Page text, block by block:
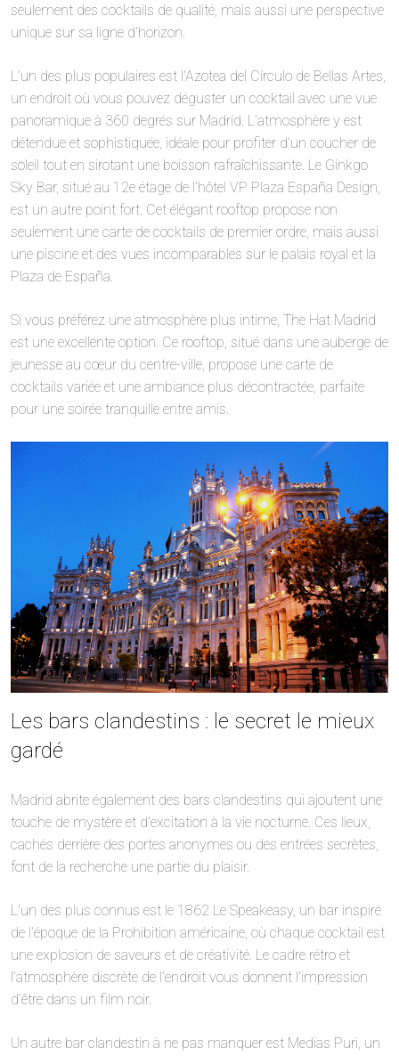
seulement des cocktails de qualité, mais aussi une perspective
unique sur sa ligne d’horizon.
L’un des plus populaires est l’Azotea del Círculo de Bellas Artes,
un endroit où vous pouvez déguster un cocktail avec une vue
panoramique à 360 degrés sur Madrid. L’atmosphère y est
détendue et sophistiquée, idéale pour profiter d’un coucher de
soleil tout en sirotant une boisson rafraîchissante. Le Ginkgo
Sky Bar, situé au 12e étage de l’hôtel VP Plaza España Design,
est un autre point fort. Cet élégant rooftop propose non
seulement une carte de cocktails de premier ordre, mais aussi
une piscine et des vues incomparables sur le palais royal et la
Plaza de España.
Si vous préférez une atmosphère plus intime, The Hat Madrid
est une excellente option. Ce rooftop, situé dans une auberge de
jeunesse au cœur du centre-ville, propose une carte de
cocktails variée et une ambiance plus décontractée, parfaite
pour une soirée tranquille entre amis.
Les bars clandestins : le secret le mieux
gardé
Madrid abrite également des bars clandestins qui ajoutent une
touche de mystère et d’excitation à la vie nocturne. Ces lieux,
cachés derrière des portes anonymes ou des entrées secrètes,
font de la recherche une partie du plaisir.
L’un des plus connus est le 1862 Le Speakeasy, un bar inspiré
de l’époque de la Prohibition américaine, où chaque cocktail est
une explosion de saveurs et de créativité. Le cadre rétro et
l’atmosphère discrète de l’endroit vous donnent l’impression
d’être dans un film noir.
Un autre bar clandestin à ne pas manquer est Medias Puri, un